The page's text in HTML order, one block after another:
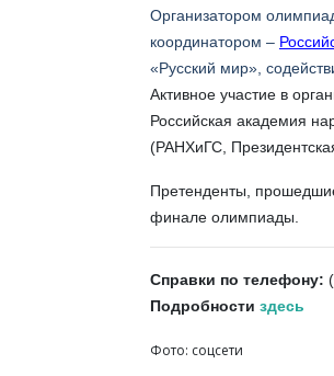
Организатором
координатором –
«Русский мир»,
Активное участие в
Российская академия
(РАНХиГС,
Претенденты,
финале олимпиады.
Справки по телефону:
Подробности здесь
Фото: соцсети